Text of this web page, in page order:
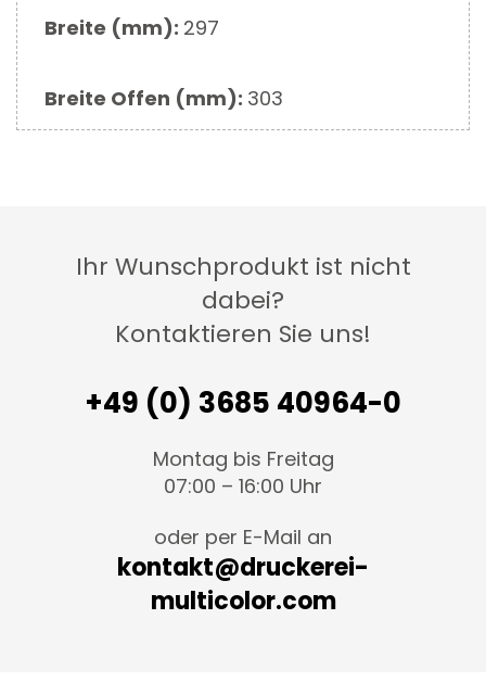
Breite (mm): 297
Breite Offen (mm): 303
Ihr Wunschprodukt ist nicht
dabei?
Kontaktieren Sie uns!
+49 (0) 3685 40964-0
Montag bis Freitag
07:00 – 16:00 Uhr
oder per E-Mail an
kontakt@druckerei-
multicolor.com